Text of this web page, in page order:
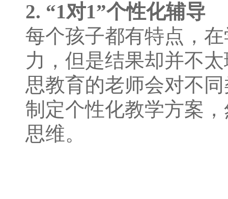
2. “1对1”个性化辅导
每个孩子都有特点，
力，但是结果却并不
思教育的老师会对不
制定个性化教学方案
思维。